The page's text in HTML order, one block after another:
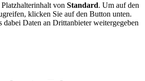
Platzhalterinhalt von Standard. Um auf den
klicken Sie auf den Button unten.
dabei Daten an Drittanbieter weitergegeben